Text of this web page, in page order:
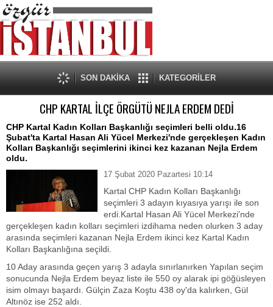
SON DAKİKA KATEGORİLER
CHP KARTAL İLÇE ÖRGÜTÜ NEJLA ERDEM DEDİ
CHP Kartal Kadın Kolları Başkanlığı seçimleri belli oldu.16
Şubat'ta Kartal Hasan Ali Yücel Merkezi'nde gerçekleşen Kadın
Kolları Başkanlığı seçimlerini ikinci kez kazanan Nejla Erdem
oldu.
17 Şubat 2020 Pazartesi 10:14
Kartal CHP Kadın Kolları Başkanlığı
seçimleri 3 adayın kıyasıya yarışı ile son
erdi.Kartal Hasan Ali Yücel Merkezi'nde
gerçekleşen kadın kolları seçimleri izdihama neden olurken 3 aday
arasında seçimleri kazanan Nejla Erdem ikinci kez Kartal Kadın
Kolları Başkanlığına seçildi.
10 Aday arasında geçen yarış 3 adayla sınırlanırken Yapılan seçim
sonucunda Nejla Erdem beyaz liste ile 550 oy alarak ipi göğüsleyen
isim olmayı başardı. Gülçin Zaza Koştu 438 oy'da kalırken, Gül
Altınöz ise 252 aldı.